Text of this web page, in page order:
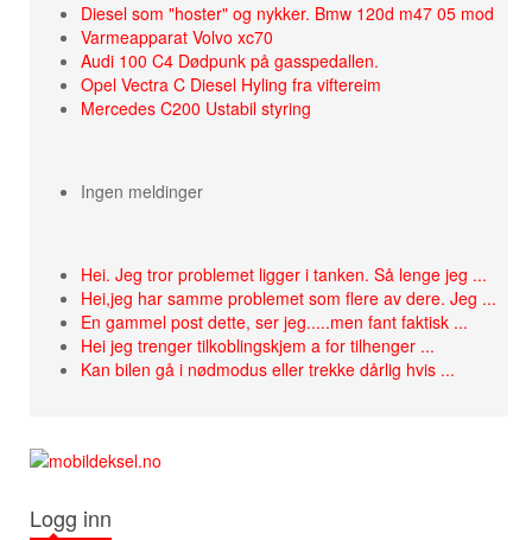
Diesel som "hoster" og nykker. Bmw 120d m47 05 mod
Varmeapparat Volvo xc70
Audi 100 C4 Dødpunk på gasspedallen.
Opel Vectra C Diesel Hyling fra viftereim
Mercedes C200 Ustabil styring
Ingen meldinger
Hei. Jeg tror problemet ligger i tanken. Så lenge jeg ...
Hei,jeg har samme problemet som flere av dere. Jeg ...
En gammel post dette, ser jeg.....men fant faktisk ...
Hei jeg trenger tilkoblingskjem a for tilhenger ...
Kan bilen gå i nødmodus eller trekke dårlig hvis ...
Logg inn